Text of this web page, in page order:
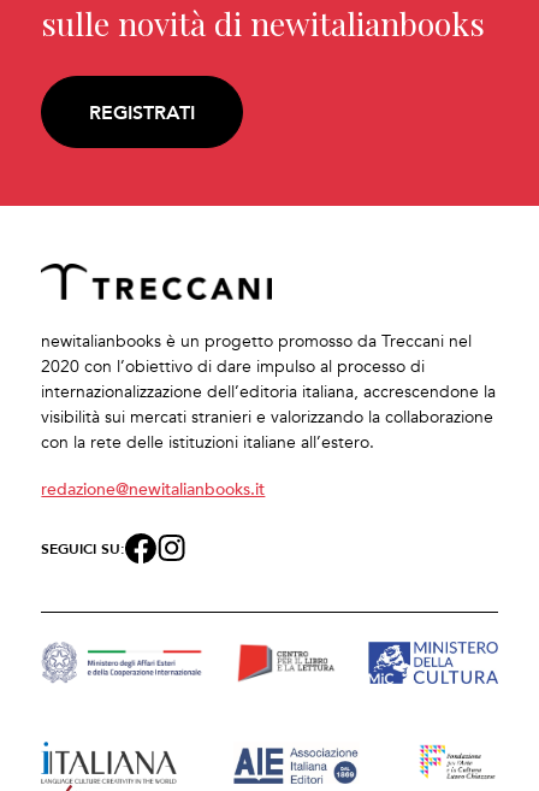
sulle novità di newitalianbooks
REGISTRATI
newitalianbooks è un progetto promosso da Treccani nel
2020 con l’obiettivo di dare impulso al processo di
internazionalizzazione dell’editoria italiana, accrescendone la
visibilità sui mercati stranieri e valorizzando la collaborazione
con la rete delle istituzioni italiane all’estero.
redazione@newitalianbooks.it
SEGUICI SU: